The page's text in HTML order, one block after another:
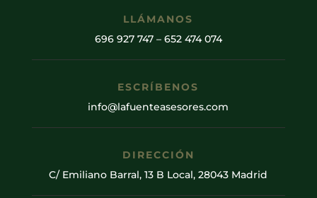
LLÁMANOS
696 927 747– 652 474 074
ESCRÍBENOS
info@lafuenteasesores.com
DIRECCIÓN
C/ Emiliano Barral, 13 B Local, 28043 Madrid